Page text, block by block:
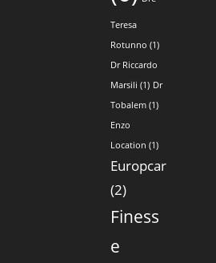
Teresa
Rotunno (1)
Dr Riccardo
Marsili (1) Dr
Tobalem (1)
Enzo
Location (1)
Europcar
(2)
Finess
e